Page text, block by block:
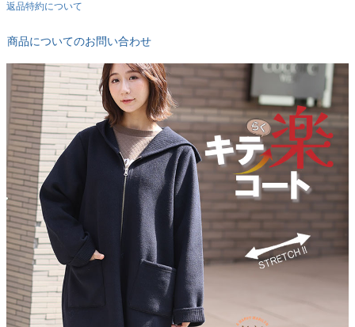
返品特約について
商品についてのお問い合わせ